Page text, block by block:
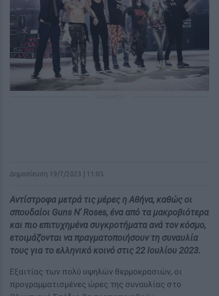
Δημοσίευση 19/7/2023 | 11:05
Αντίστροφα μετρά τις μέρες η Αθήνα, καθώς οι
σπουδαίοι Guns N' Roses, ένα από τα μακροβιότερα
και πιο επιτυχημένα συγκροτήματα ανά τον κόσμο,
ετοιμάζονται να πραγματοποιήσουν τη συναυλία
τους για το ελληνικό κοινό στις 22 Ιουλίου 2023.
Εξαιτίας των πολύ υψηλών θερμοκρασιών, οι
προγραμματισμένες ώρες της συναυλίας στο